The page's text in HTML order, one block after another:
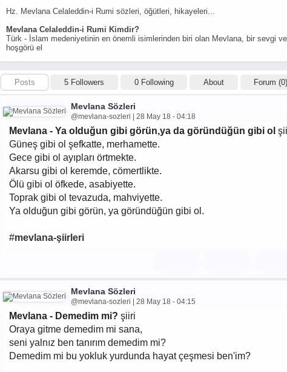
Ceptekiler.Com - v2025.01
Licence
Hz. Mevlana Celaleddin-i Rumi sözleri, öğütleri, hikayeleri...
Mevlana Celaleddin-i Rumi Kimdir?
Türk - İslam medeniyetinin en önemli isimlerinden biri olan Mevlana, bir sevgi ve
hoşgörü el
Posts 5 Followers 0 Following About Forum
Mevlana Sözleri
@mevlana-sozleri | 28 May 18 - 04:18
Mevlana - Ya olduğun gibi görün,ya da göründüğün gibi ol
Güneş gibi ol şefkatte, merhamette.
Gece gibi ol ayıpları örtmekte.
Akarsu gibi ol keremde, cömertlikte.
Ölü gibi ol öfkede, asabiyette.
Toprak gibi ol tevazuda, mahviyette.
Ya olduğun gibi görün, ya göründüğün gibi ol.
#mevlana-şiirleri
Mevlana Sözleri
@mevlana-sozleri | 28 May 18 - 04:15
Mevlana - Demedim mi? şiiri
Oraya gitme demedim mi sana,
seni yalnız ben tanırım demedim mi?
Demedim mi bu yokluk yurdunda hayat çeşmesi ben'im?